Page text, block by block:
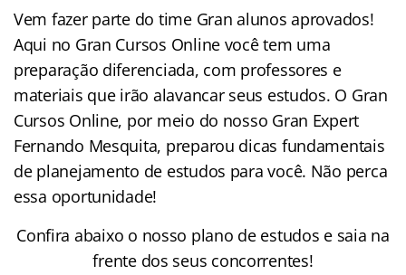
Vem fazer parte do time Gran alunos aprovados!
Aqui no Gran Cursos Online você tem uma
preparação diferenciada, com professores e
materiais que irão alavancar seus estudos. O Gran
Cursos Online, por meio do nosso Gran Expert
Fernando Mesquita, preparou dicas fundamentais
de planejamento de estudos para você. Não perca
essa oportunidade!
Confira abaixo o nosso plano de estudos e saia na
frente dos seus concorrentes!